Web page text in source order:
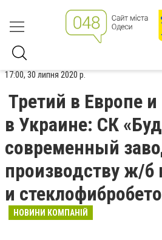
17:00, 30 липня 2020 р.
Третий в Европе
в Украине: СК
современный
производству ж/б
и
НОВИНИ КОМПАНІЙ